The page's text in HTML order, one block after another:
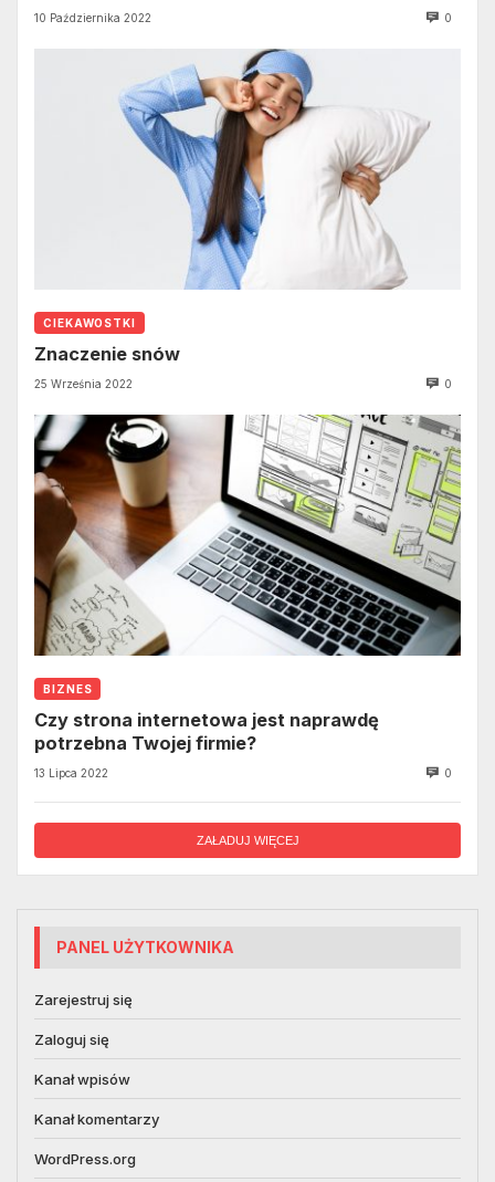
10 Października 2022 0
CIEKAWOSTKI
Znaczenie snów
25 Września 2022 0
BIZNES
Czy strona internetowa jest naprawdę
potrzebna Twojej firmie?
13 Lipca 2022 0
ZAŁADUJ WIĘCEJ
PANEL UŻYTKOWNIKA
Zarejestruj się
Zaloguj się
Kanał wpisów
Kanał komentarzy
WordPress.org